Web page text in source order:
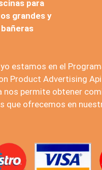
para
grandes y
bañeras
estamos en el
Product Advertising
nos permite obtener
que ofrecemos en